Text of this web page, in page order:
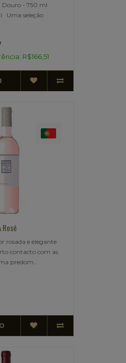
Douro - 750 ml
Uma seleção
R$166,51
Rosé
rosada e elegante
contacto com as
predom..